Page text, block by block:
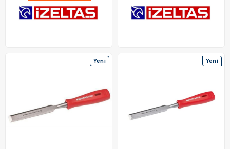
Yeni
Yeni